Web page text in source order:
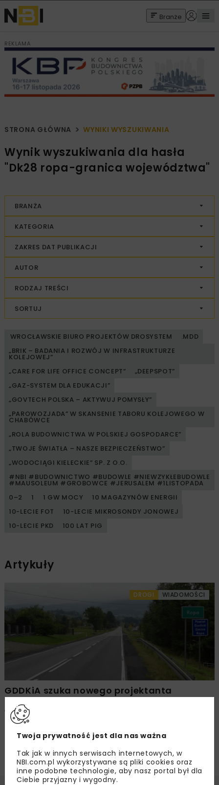
Branże
REKLAMA
STRONA GŁÓWNA WYNIKI WYSZUKIWANIA
Wynik wyszukiwania dla hasła
"Dk28 ropa-granica województwa"
BRANŻA
KATEGORIA
ZAKRES DAT PUBLIKACJI
AUTOR
RODZAJ TREŚCI
SORTUJ
WROCŁAWSKIE BIURO PROJEKTÓW DROSYSTEM
.MDD
„BRIK – BADANIA I ROZWÓJ W INFRASTRUKTURZE
KOLEJOWEJ”
„CARE FOR LIFE OFFICE CONCEPT”
„DEEPSPOT”
„GAZ-SYSTEM DLA EDUKACJI”
„GOVTECH POLSKA – AKTYWUJ POMYSŁY”
„PAROWOZJADA” W SKANSENIE TABORU KOLEJOWEGO W
CHABÓWCE
„ROLA BUDOWNICTWA W POLSKIEJ GOSPODARCE”
„TWOJE ŚWIATŁA – NASZE BEZPIECZEŃSTWO”
„WODOCIĄGI KIELECKIE” SP. Z O.O.
#NBI #BUDOWNICTWO #BUDOWLE #NIEWZYKŁEBUDOWLE
#MAUSOLEUM #GROBOWCE #JERUSALEM #1LISTOPADA
0–2
1 1 GW MOCY
10 MAGAZYNÓW ENERGII
10-LECIE FOT
10-LECIE MIKROSONDY JONOWEJ
10-LECIE PKD
100 LAT PIG
Artykuły
DROGI WIADOMOŚCI
GDDKiA szuka nowego projektanta
rozbudowy DK28 od ropy po granice
województwa
Twoja prywatność jest dla nas ważna
Tak jak w innych serwisach internetowych, w
NBI.com.pl wykorzystywane są pliki cookies oraz
inne podobne technologie, aby nasz portal był dla
Ciebie przyjazny i wygodny.